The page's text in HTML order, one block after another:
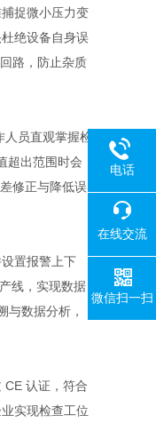
捉微小压力变
绝设备自身误
路，防止杂质
员直观掌握检
超出范围时会
修正与降低误
置报警上下
线，实现数据
与数据分析，
CE 认证，符合
实现检查工位
电话
在线交流
微信扫一扫